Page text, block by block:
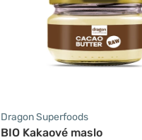
Dragon Superfoods
BIO Kakaové maslo